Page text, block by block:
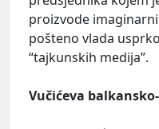
proizvode
pošteno vlada
“tajkunskih medija”.
Vučićeva